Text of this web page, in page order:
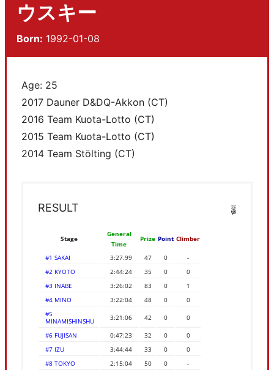
ウスキー
Born: 1992-01-08
Age: 25
2017 Dauner D&DQ-Akkon (CT)
2016 Team Kuota-Lotto (CT)
2015 Team Kuota-Lotto (CT)
2014 Team Stölting (CT)
RESULT
Stage
General
Time
Prize Point Climber
#1 SAKAI 3:27.99 47 0
-
#2 KYOTO
2:44:24 35 0
0
#3 INABE
3:26:02 83 0
1
#4 MINO
3:22:04 48 0
0
#5
MINAMISHINSHU
3:21:06 42 0 0
#6 FUJISAN 0:47:23 32 0
0
#7 IZU
3:44:44 33 0
0
#8 TOKYO
2:15:04 50 0 -